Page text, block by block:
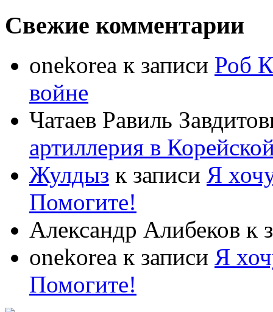
Свежие комментарии
onekorea к записи Роб
войне
Чатаев Равиль
артиллерия в
Жулдыз к записи Я
Помогите!
Александр Алибеков к
onekorea к записи Я
Помогите!